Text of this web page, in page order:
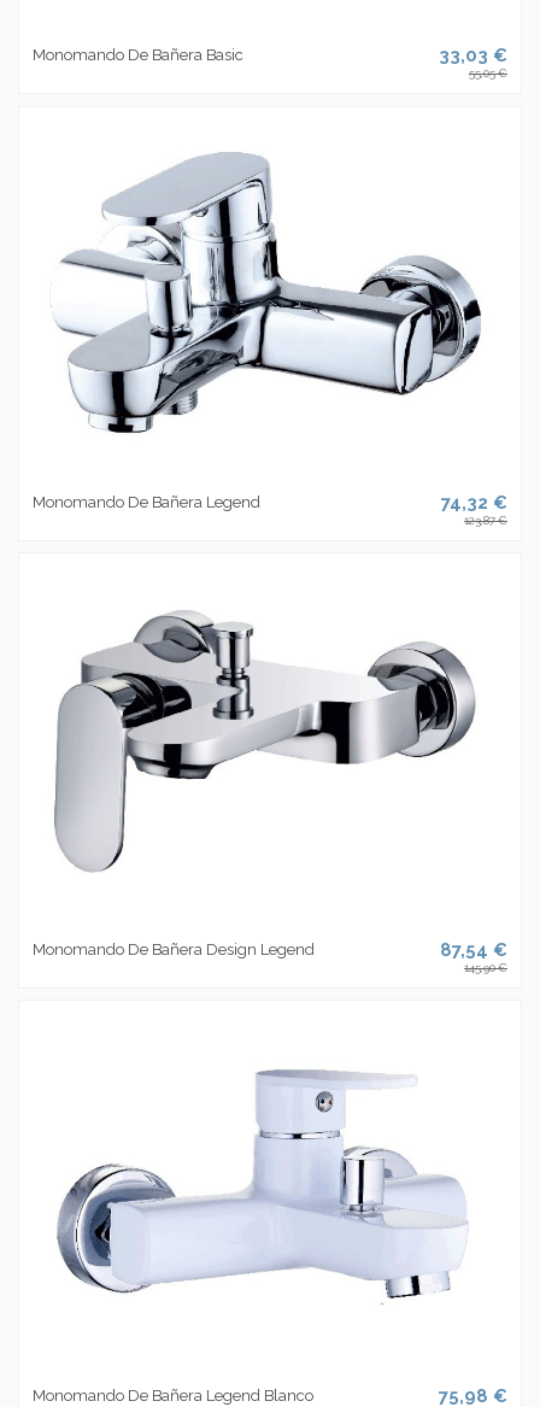
Monomando De Bañera Basic 33,03 €
55,05 €
Monomando De Bañera Legend 74,32 €
123,87 €
Monomando De Bañera Design Legend 87,54 €
145,90 €
Monomando De Bañera Legend Blanco 75,98 €